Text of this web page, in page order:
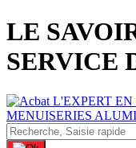
LE
SERVICE